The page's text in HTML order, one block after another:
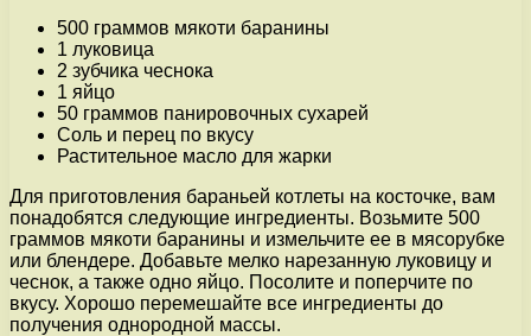
500 граммов мякоти баранины
1 луковица
2 зубчика чеснока
1 яйцо
50 граммов панировочных сухарей
Соль и перец по вкусу
Растительное масло для жарки
Для приготовления бараньей котлеты на косточке, вам
понадобятся следующие ингредиенты. Возьмите 500
граммов мякоти баранины и измельчите ее в мясорубке
или блендере. Добавьте мелко нарезанную луковицу и
чеснок, а также одно яйцо. Посолите и поперчите по
вкусу. Хорошо перемешайте все ингредиенты до
получения однородной массы.